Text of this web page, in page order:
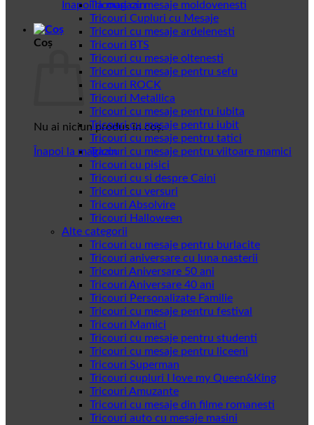
Înapoi la magazin
Coș
Nu ai niciun produs în coș.
Înapoi la magazin
Tricouri cu mesaje moldovenesti
Tricouri Cupluri cu Mesaje
Tricouri cu mesaje ardelenesti
Tricouri BTS
Tricouri cu mesaje oltenesti
Tricouri cu mesaje pentru sefu
Tricouri ROCK
Tricouri Metallica
Tricouri cu mesaje pentru iubita
Tricouri cu mesaje pentru iubit
Tricouri cu mesaje pentru tatici
Tricouri cu mesaje pentru viitoare mamici
Tricouri cu pisici
Tricouri cu si despre Caini
Tricouri cu versuri
Tricouri Absolvire
Tricouri Halloween
Alte categorii
Tricouri cu mesaje pentru burlacite
Tricouri aniversare cu luna nasterii
Tricouri Aniversare 50 ani
Tricouri Aniversare 40 ani
Tricouri Personalizate Familie
Tricouri cu mesaje pentru festival
Tricouri Mamici
Tricouri cu mesaje pentru studenti
Tricouri cu mesaje pentru liceeni
Tricouri Superman
Tricouri cupluri I love my Queen&King
Tricouri Amuzante
Tricouri cu mesaje din filme romanesti
Tricouri auto cu mesaje masini